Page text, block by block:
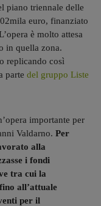
piano triennale delle
euro, finanziato
è molto attesa
in quella zona.
replicando così
parte del gruppo Liste
importante per
Valdarno. Per
alla
i fondi
tra cui la
all’attuale
per il